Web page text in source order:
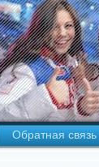
Обратная связь